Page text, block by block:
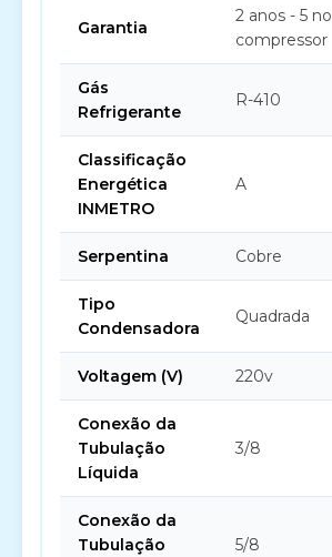
Garantia
2 anos - 5 no
compressor
Gás
Refrigerante
R-410
Classificação
Energética
INMETRO
A
Serpentina Cobre
Tipo
Condensadora
Quadrada
Voltagem (V) 220v
Conexão da
Tubulação
Líquida
3/8
Conexão da
Tubulação
5/8